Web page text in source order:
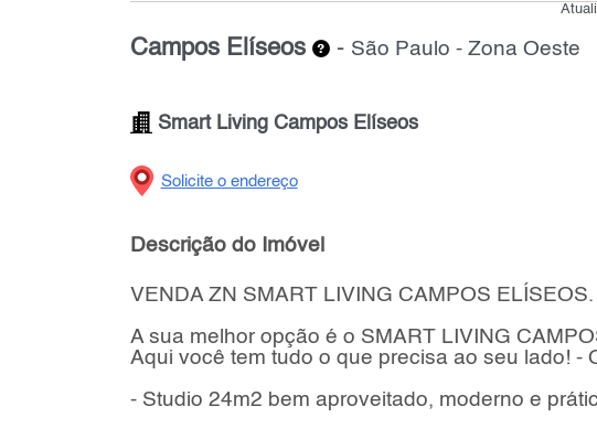
Campos Elíseos - São Paulo - Zona Oeste
Smart Living Campos Elíseos
Solicite o endereço
Descrição do Imóvel
VENDA ZN SMART LIVING CAMPOS
A sua melhor opção é o SMART LIVING
Aqui você tem tudo o que precisa ao seu lado! -
- Studio 24m2 bem aproveitado, moderno e